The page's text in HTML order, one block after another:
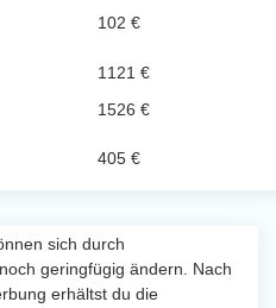
102 €
1121 €
1526 €
405 €
sich durch
geringfügig ändern. Nach
erhältst du die